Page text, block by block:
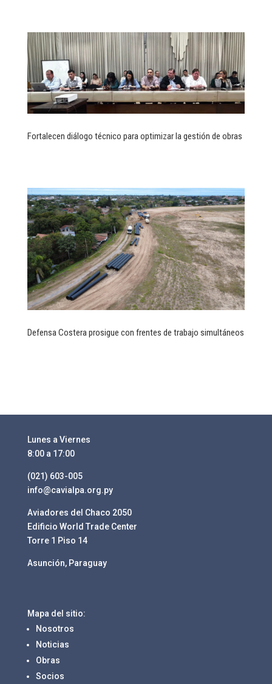
Fortalecen diálogo técnico para optimizar la gestión de obras
Defensa Costera prosigue con frentes de trabajo simultáneos
Lunes a Viernes
8:00 a 17:00
(021) 603-005
info@cavialpa.org.py
Aviadores del Chaco 2050
Edificio World Trade Center
Torre 1 Piso 14
Asunción, Paraguay
Mapa del sitio:
Nosotros
Noticias
Obras
Socios